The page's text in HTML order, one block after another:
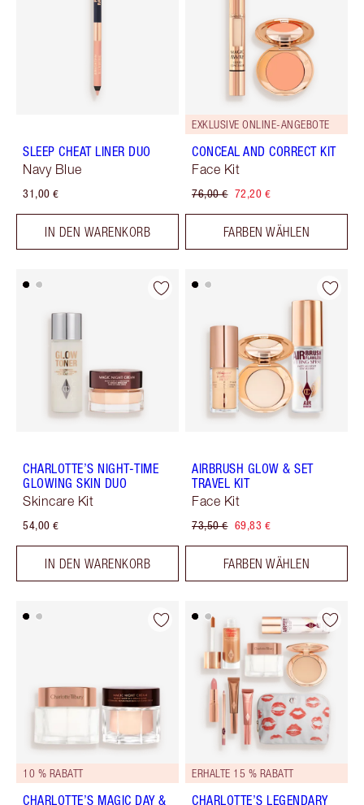
SLEEP CHEAT LINER DUO
Navy Blue
31,00 €
IN DEN WARENKORB
EXKLUSIVE ONLINE-ANGEBOTE
CONCEAL AND CORRECT KIT
Face Kit
76,00 € 72,20 €
FARBEN WÄHLEN
CHARLOTTE’S NIGHT-TIME
GLOWING SKIN DUO
Skincare Kit
54,00 €
IN DEN WARENKORB
AIRBRUSH GLOW & SET
TRAVEL KIT
Face Kit
73,50 € 69,83 €
FARBEN WÄHLEN
10 % RABATT
CHARLOTTE’S MAGIC DAY &
ERHALTE 15 % RABATT
CHARLOTTE’S LEGENDARY